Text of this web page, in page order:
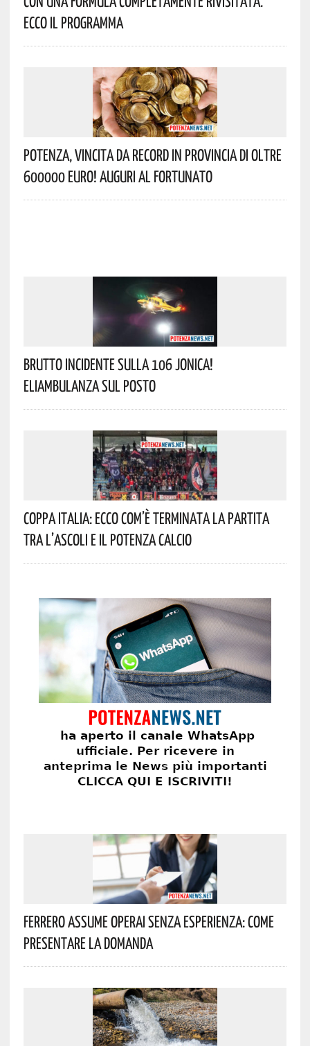
Ecco Il Programma
Potenza, Vincita Da Record In Provincia Di Oltre
600000 Euro! Auguri Al Fortunato
Brutto Incidente Sulla 106 Jonica!
Eliambulanza Sul Posto
Coppa Italia: Ecco Com’è Terminata La Partita
Tra L’Ascoli E Il Potenza Calcio
Ferrero Assume Operai Senza Esperienza: Come
Presentare La Domanda